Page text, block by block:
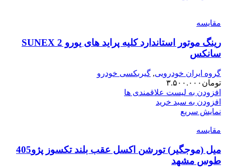
مقایسه
رینگ موتور استاندارد کلیه پراید های یورو 2 SUNEX
سانکس
گروه ایران خودرویی, گیربکسی خودرو
تومان ۳.۵۰۰.۰۰۰
افزودن به لیست علاقمندی ها
افزودن به سبد خرید
نمایش سریع
مقایسه
میل (موجگیر) تورشن اکسل عقب بلند تکسوز پژو405
طوس مشهد